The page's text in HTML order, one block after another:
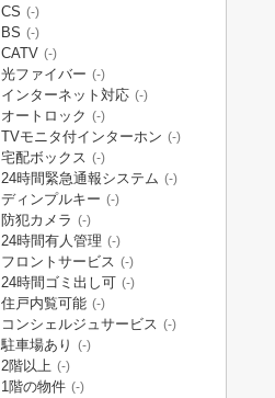
CS (-)
BS (-)
CATV (-)
光ファイバー (-)
インターネット対応 (-)
オートロック (-)
TVモニタ付インターホン (-)
宅配ボックス (-)
24時間緊急通報システム (-)
ディンプルキー (-)
防犯カメラ (-)
24時間有人管理 (-)
フロントサービス (-)
24時間ゴミ出し可 (-)
住戸内覧可能 (-)
コンシェルジュサービス (-)
駐車場あり (-)
2階以上 (-)
1階の物件 (-)